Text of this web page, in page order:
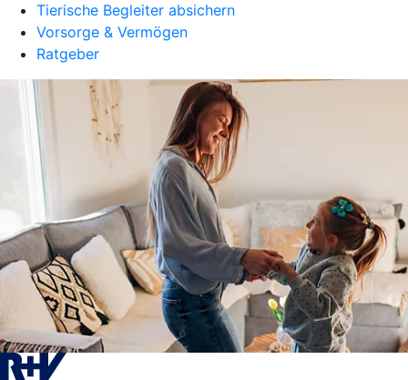
Tierische Begleiter absichern
Vorsorge & Vermögen
Ratgeber